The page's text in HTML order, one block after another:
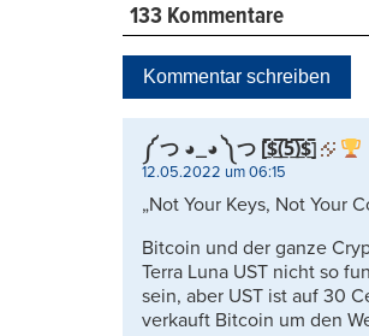
133 Kommentare
Kommentar schreiben
༼ つ ◕_◕ ༽つ [̲̅$̲̅(̲̅5̲̅)̲̅$̲̅]
12.05.2022 um 06:15
„Not Your Keys, Not Your
Bitcoin und der ganze
Terra Luna UST nicht so
sein, aber UST ist auf 30
verkauft Bitcoin um den